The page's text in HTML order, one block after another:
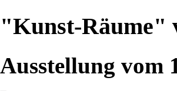
"Kunst-Räume"
Ausstellung vom